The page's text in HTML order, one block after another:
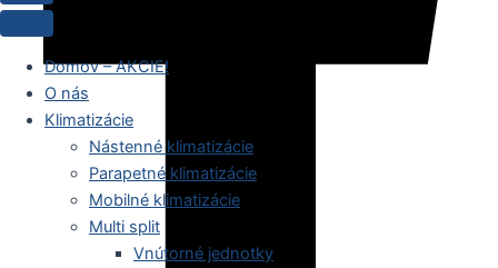
Domov – AKCIE!
O nás
Klimatizácie
Nástenné klimatizácie
Parapetné klimatizácie
Mobilné klimatizácie
Multi split
Vnútorné jednotky